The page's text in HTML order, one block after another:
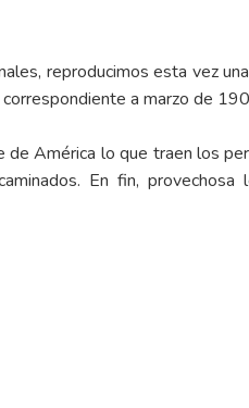
reproducimos esta vez
correspondiente a marzo de
América lo que traen los
En fin,